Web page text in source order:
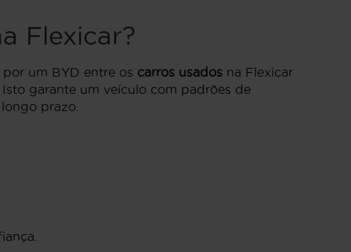
Flexicar?
um BYD entre os carros usados na Flexicar
garante um veículo com padrões de
prazo.